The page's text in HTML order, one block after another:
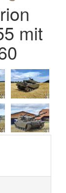
mit